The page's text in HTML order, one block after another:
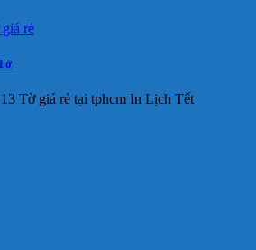
Tờ giá rẻ tại tphcm In Lịch Tết